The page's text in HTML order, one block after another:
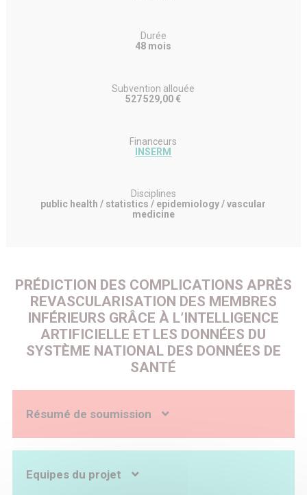
Durée
48 mois
Subvention allouée
527 529,00 €
Financeurs
INSERM
Disciplines
public health / statistics / epidemiology / vascular
medicine
PRÉDICTION DES COMPLICATIONS APRÈS
REVASCULARISATION DES MEMBRES
INFÉRIEURS GRÂCE À L’INTELLIGENCE
ARTIFICIELLE ET LES DONNÉES DU
SYSTÈME NATIONAL DES DONNÉES DE
SANTÉ
Résumé de soumission
Contexte
inférieurs (AOMI) sont à l’origine de 10 500 années vécues
avec une incapacité, 25 % des cas graves ayant recours à
Equipes du projet